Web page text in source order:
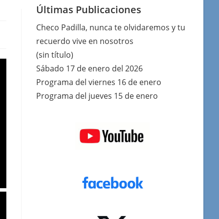
Últimas Publicaciones
Checo Padilla, nunca te olvidaremos y tu
recuerdo vive en nosotros
(sin título)
Sábado 17 de enero del 2026
Programa del viernes 16 de enero
Programa del jueves 15 de enero